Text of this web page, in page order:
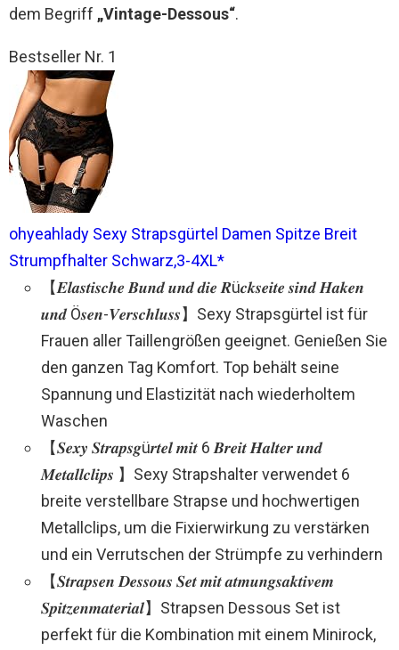
dem Begriff „Vintage-Dessous“.
Bestseller Nr. 1
ohyeahlady Sexy Strapsgürtel Damen Spitze Breit
Strumpfhalter Schwarz,3-4XL*
【𝑬𝒍𝒂𝒔𝒕𝒊𝒔𝒄𝒉𝒆 𝑩𝒖𝒏𝒅 𝒖𝒏𝒅 𝒅𝒊𝒆 𝑹ü𝒄𝒌𝒔𝒆𝒊𝒕𝒆 𝒔𝒊𝒏𝒅 𝑯𝒂𝒌𝒆𝒏
𝒖𝒏𝒅 Ö𝒔𝒆𝒏-𝑽𝒆𝒓𝒔𝒄𝒉𝒍𝒖𝒔𝒔】Sexy Strapsgürtel ist für
Frauen aller Taillengrößen geeignet. Genießen Sie
den ganzen Tag Komfort. Top behält seine
Spannung und Elastizität nach wiederholtem
Waschen
【𝑺𝒆𝒙𝒚 𝑺𝒕𝒓𝒂𝒑𝒔𝒈ü𝒓𝒕𝒆𝒍 𝒎𝒊𝒕 6 𝑩𝒓𝒆𝒊𝒕 𝑯𝒂𝒍𝒕𝒆𝒓 𝒖𝒏𝒅
𝑴𝒆𝒕𝒂𝒍𝒍𝒄𝒍𝒊𝒑𝒔 】Sexy Strapshalter verwendet 6
breite verstellbare Strapse und hochwertigen
Metallclips, um die Fixierwirkung zu verstärken
und ein Verrutschen der Strümpfe zu verhindern
【𝑺𝒕𝒓𝒂𝒑𝒔𝒆𝒏 𝑫𝒆𝒔𝒔𝒐𝒖𝒔 𝑺𝒆𝒕 𝒎𝒊𝒕 𝒂𝒕𝒎𝒖𝒏𝒈𝒔𝒂𝒌𝒕𝒊𝒗𝒆𝒎
𝑺𝒑𝒊𝒕𝒛𝒆𝒏𝒎𝒂𝒕𝒆𝒓𝒊𝒂𝒍】Strapsen Dessous Set ist
perfekt für die Kombination mit einem Minirock,